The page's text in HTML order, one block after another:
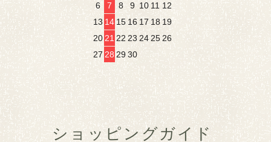
6
7 8 9 10 11 12
13 14 15 16 17 18 19
2021 22232425 26
27 28 2930
ショッピングガイド